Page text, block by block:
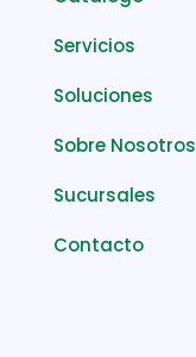
Servicios
Soluciones
Sobre Nosotros
Sucursales
Contacto